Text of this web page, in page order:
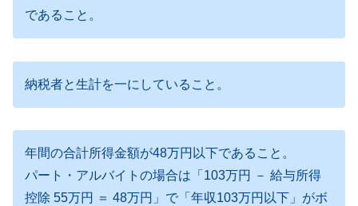
であること。
納税者と生計を一にしていること。
年間の合計所得金額が48万円以下であること。
パート・アルバイトの場合は「103万円 － 給与所得
控除 55万円 ＝ 48万円」で「年収103万円以下」がボ